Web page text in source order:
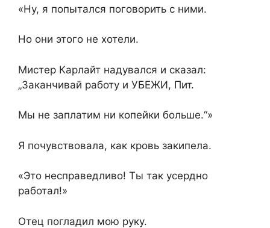
«Ну, я попытался поговорить с ними.
Но они этого не хотели.
Мистер Карлайт надувался и сказал:
„Заканчивай работу и УБЕЖИ, Пит.
Мы не заплатим ни копейки больше.“»
Я почувствовала, как кровь закипела.
«Это несправедливо! Ты так усердно
работал!»
Отец погладил мою руку.